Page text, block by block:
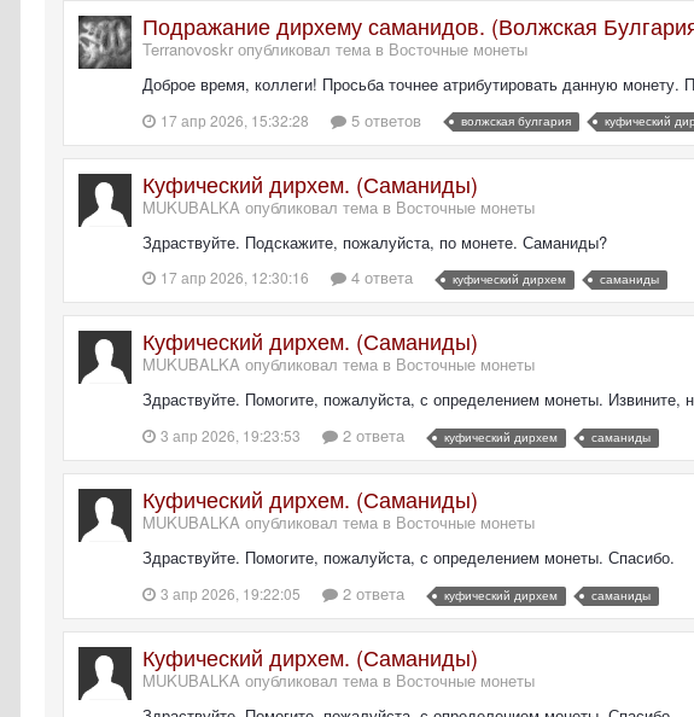
Подражание дирхему саманидов. (Волжская
Terranovoskr опубликовал тема в Восточные монеты
Доброе время, коллеги! Просьба точнее атрибутировать данную
17 апр 2026, 15:32:28 5 ответов волжская булгария куфический
Куфический дирхем. (Саманиды)
MUKUBALKA опубликовал тема в Восточные монеты
Здраствуйте. Подскажите, пожалуйста, по монете. Саманиды?
17 апр 2026, 12:30:16 4 ответа куфический дирхем саманиды
Куфический дирхем. (Саманиды)
MUKUBALKA опубликовал тема в Восточные монеты
Здраствуйте. Помогите, пожалуйста, с определением монеты. Извините,
3 апр 2026, 19:23:53 2 ответа куфический дирхем саманиды
Куфический дирхем. (Саманиды)
MUKUBALKA опубликовал тема в Восточные монеты
Здраствуйте. Помогите, пожалуйста, с определением монеты. Спасибо.
3 апр 2026, 19:22:05 2 ответа куфический дирхем саманиды
Куфический дирхем. (Саманиды)
MUKUBALKA опубликовал тема в Восточные монеты